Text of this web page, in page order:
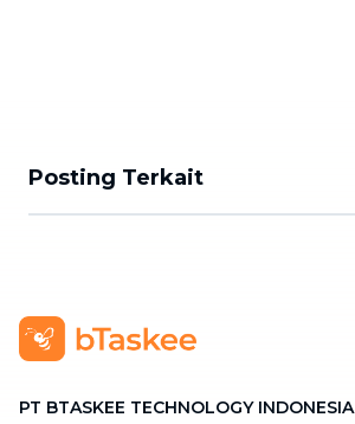
Posting Terkait
PT BTASKEE TECHNOLOGY INDONESIA